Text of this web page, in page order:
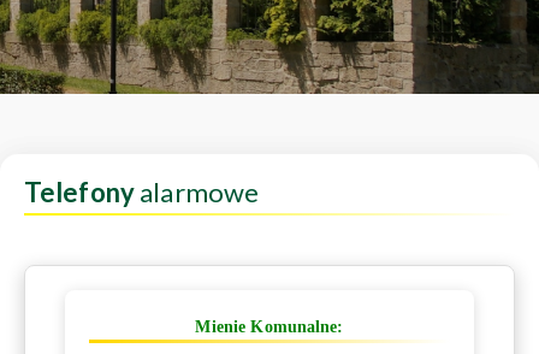
Telefonyalarmowe
Mienie Komunalne: